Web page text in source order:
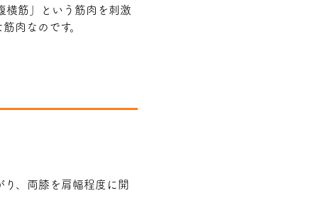
横筋」という筋肉を刺激
肉なのです。
り、両膝を肩幅程度に開